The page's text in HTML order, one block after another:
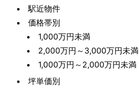
駅近物件
価格帯別
1,000万円未満
2,000万円～3,000万円未満
1,000万円～2,000万円未満
坪単価別